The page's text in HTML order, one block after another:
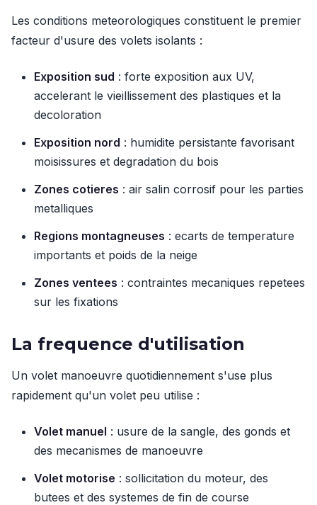
Les conditions meteorologiques constituent le premier
facteur d'usure des volets isolants :
Exposition sud : forte exposition aux UV,
accelerant le vieillissement des plastiques et la
decoloration
Exposition nord : humidite persistante favorisant
moisissures et degradation du bois
Zones cotieres : air salin corrosif pour les parties
metalliques
Regions montagneuses : ecarts de temperature
importants et poids de la neige
Zones ventees : contraintes mecaniques repetees
sur les fixations
La frequence d'utilisation
Un volet manoeuvre quotidiennement s'use plus
rapidement qu'un volet peu utilise :
Volet manuel : usure de la sangle, des gonds et
des mecanismes de manoeuvre
Volet motorise : sollicitation du moteur, des
butees et des systemes de fin de course